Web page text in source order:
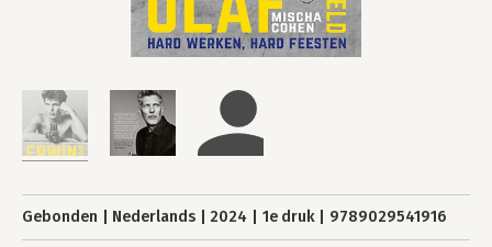
Gebonden Nederlands 2024 1e druk 9789029541916